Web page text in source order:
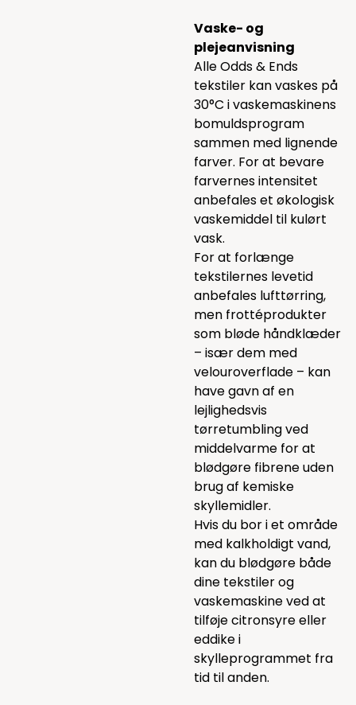
Vaske- og
plejeanvisning
Alle Odds & Ends
tekstiler kan vaskes på
30°C i vaskemaskinens
bomuldsprogram
sammen med lignende
farver. For at bevare
farvernes intensitet
anbefales et økologisk
vaskemiddel til kulørt
vask.
For at forlænge
tekstilernes levetid
anbefales lufttørring,
men frottéprodukter
som bløde håndklæder
– især dem med
velouroverflade – kan
have gavn af en
lejlighedsvis
tørretumbling ved
middelvarme for at
blødgøre fibrene uden
brug af kemiske
skyllemidler.
Hvis du bor i et område
med kalkholdigt vand,
kan du blødgøre både
dine tekstiler og
vaskemaskine ved at
tilføje citronsyre eller
eddike i
skylleprogrammet fra
tid til anden.